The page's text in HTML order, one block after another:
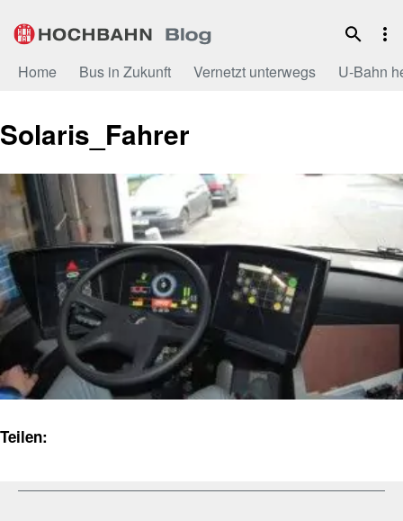
Inhalt
Home Bus in Zukunft Vernetzt unterwegs U-Bahn
Solaris_Fahrer
Teilen: